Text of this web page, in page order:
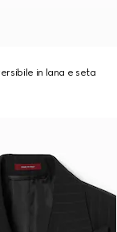
in lana e seta